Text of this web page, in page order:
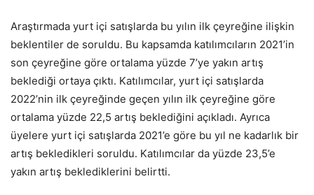
Araştırmada yurt içi satışlarda bu yılın ilk çeyreğine ilişkin
beklentiler de soruldu. Bu kapsamda katılımcıların 2021’in
son çeyreğine göre ortalama yüzde 7’ye yakın artış
beklediği ortaya çıktı. Katılımcılar, yurt içi satışlarda
2022’nin ilk çeyreğinde geçen yılın ilk çeyreğine göre
ortalama yüzde 22,5 artış beklediğini açıkladı. Ayrıca
üyelere yurt içi satışlarda 2021’e göre bu yıl ne kadarlık bir
artış bekledikleri soruldu. Katılımcılar da yüzde 23,5’e
yakın artış beklediklerini belirtti.